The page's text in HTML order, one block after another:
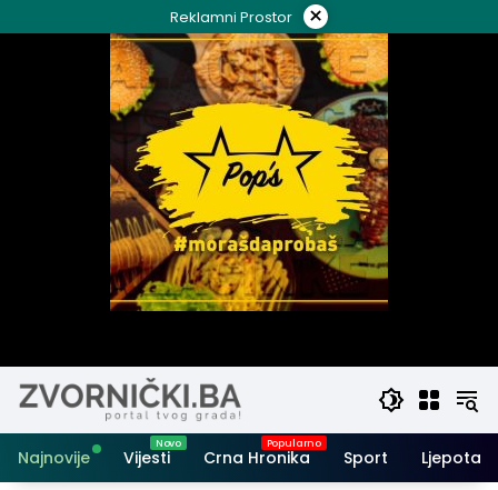
to
Reklamni Prostor ×
Najnovije Vijesti Crna Hronika Sport Ljepota i